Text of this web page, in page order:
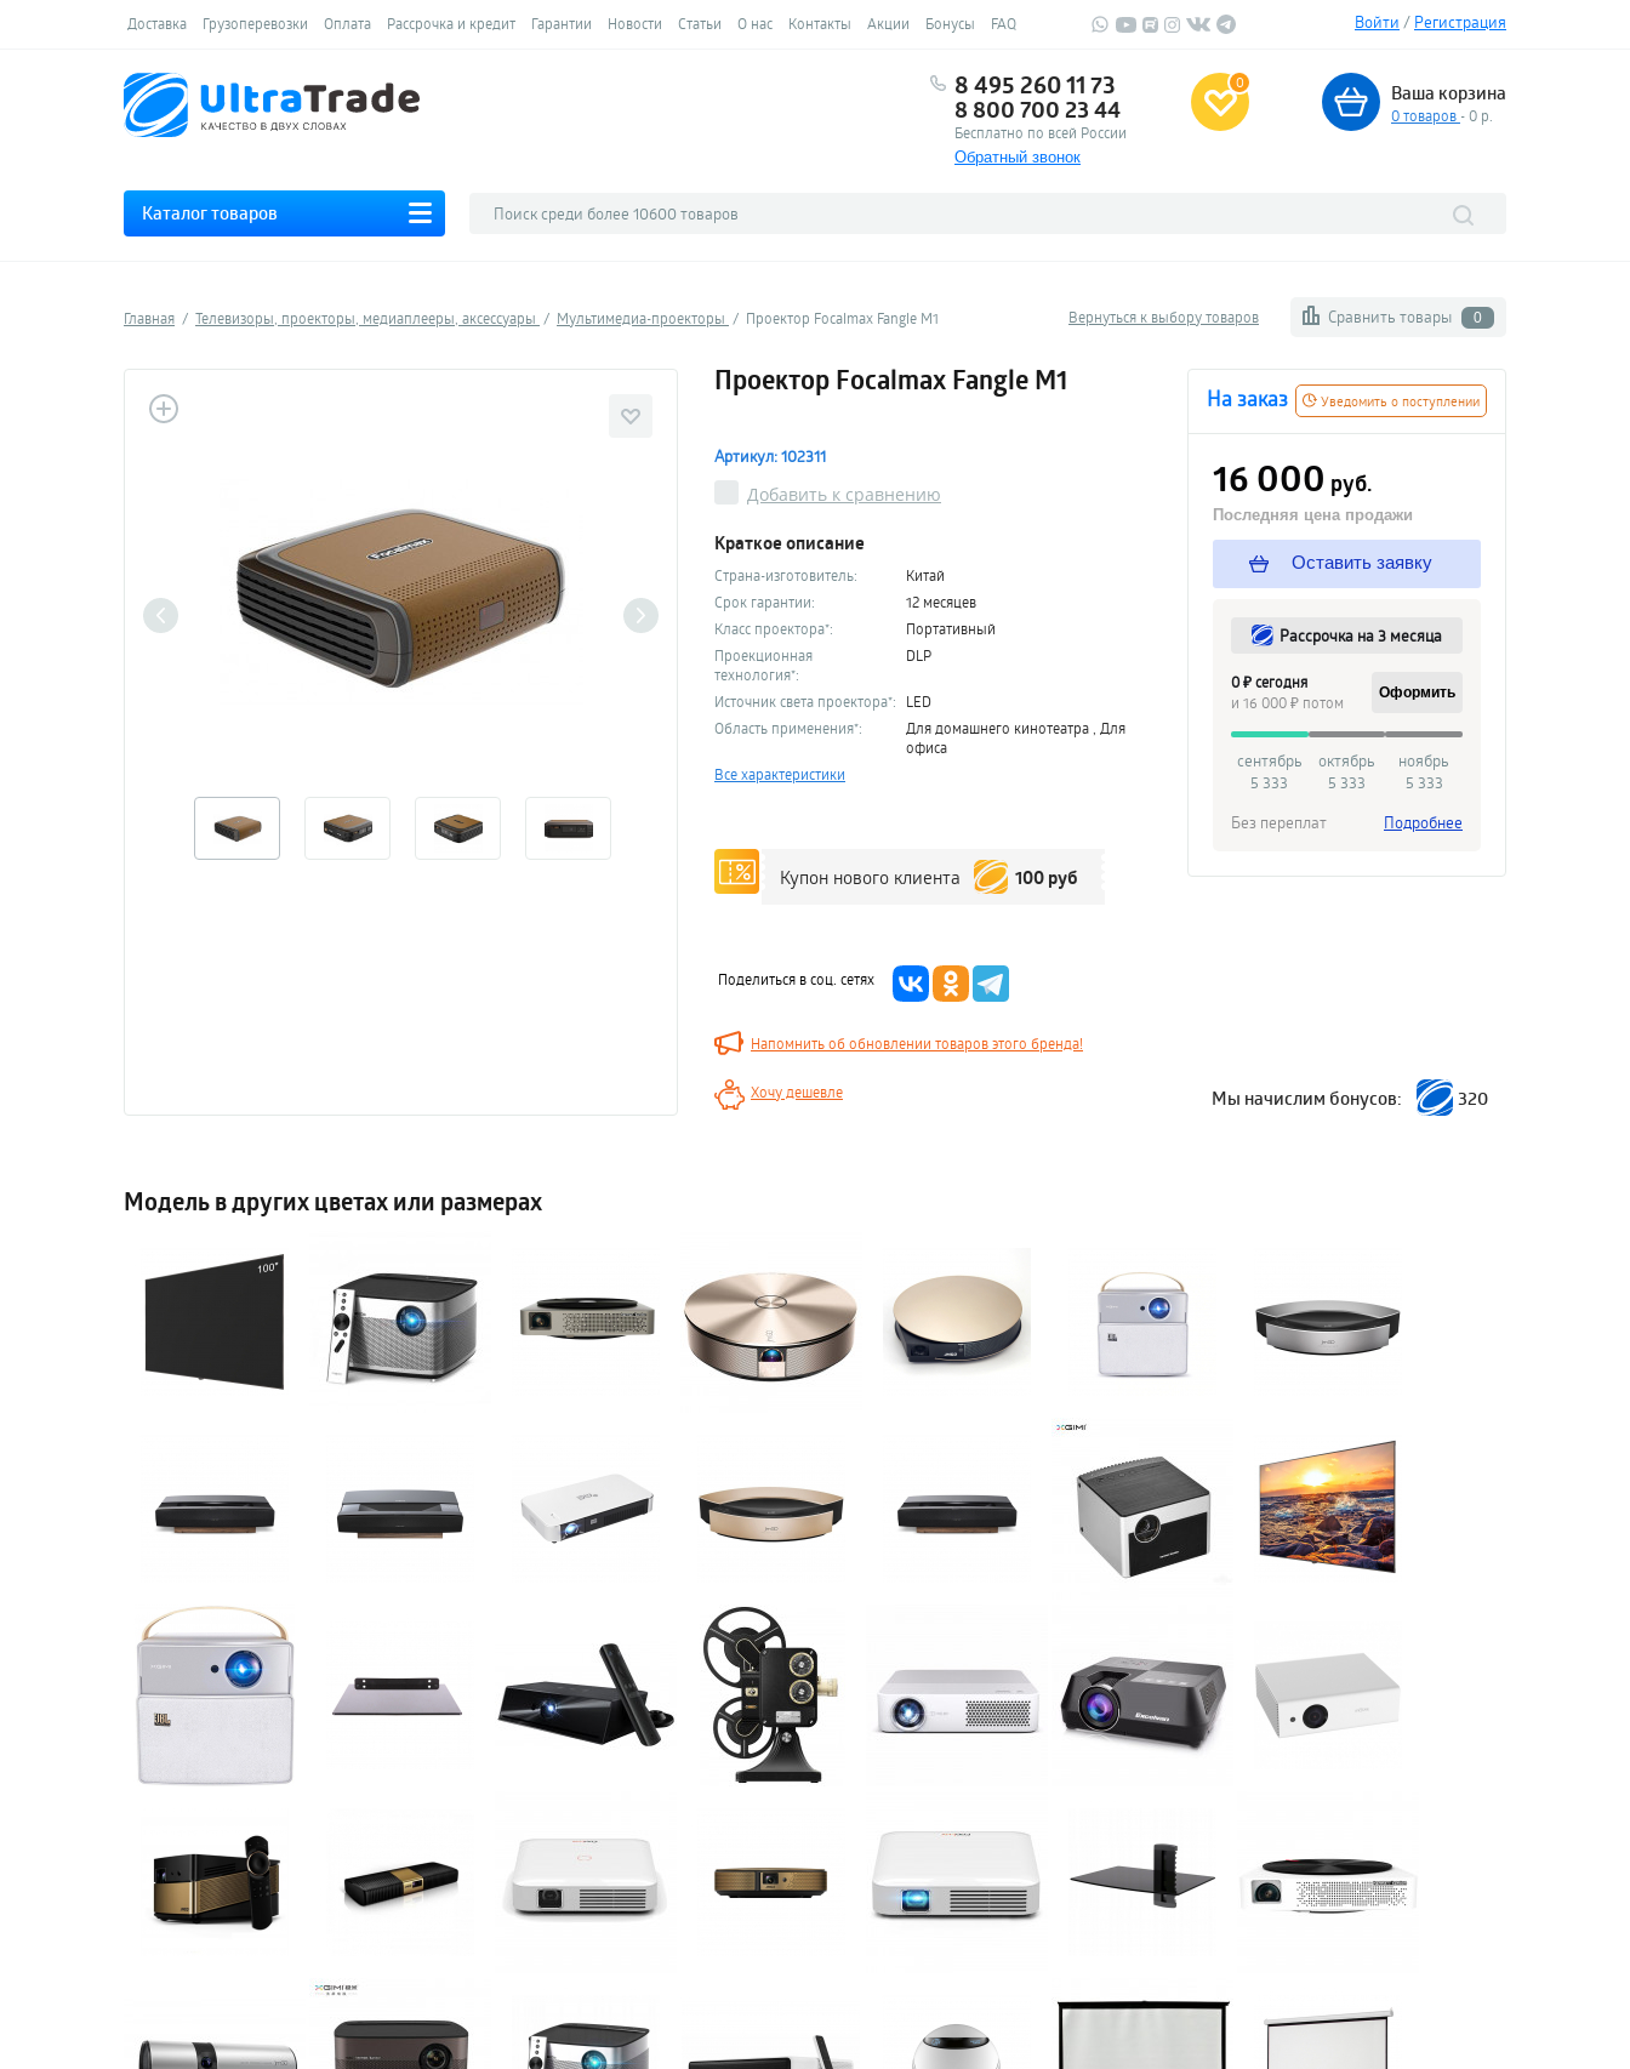
Доставка Грузоперевозки Оплата Рассрочка и кредит Гарантии Новости Статьи О нас Контакты Акции Бонусы FAQ Войти / Регистрация
8 495 260 11 73
8 800 700 23 44
Бесплатно по всей России
Обратный звонок
0 Ваша корзина
0товаров - 0 р.
Каталог товаров
Вернуться к выбору товаров Сравнить товары 0
Главная Телевизоры, проекторы, медиаплееры, аксессуары Мультимедиа-проекторы Проектор Focalmax Fangle M1
Проектор Focalmax Fangle M1
Артикул: 102311
Добавить к сравнению
Краткое описание
Страна-изготовитель:
Китай
Срок гарантии:
12 месяцев
Класс проектора*:
Портативный
Проекционная
технология*:
DLP
Источник света проектора*:
LED
Область применения*:
Для домашнего кинотеатра , Для
офиса
Все характеристики
Купон нового клиента 100 руб
Поделиться в соц. сетях
Напомнить об обновлении товаров этого бренда!
Хочу дешевле
Уведомить о поступлении
На заказ
16 000 руб.
Последняя цена продажи
Оставить заявку
Рассрочка на 3 месяца
0 ₽ сегодня
и 16 000 ₽ потом
Оформить
сентябрь
5 333
октябрь
5 333
ноябрь
5 333
Без переплат
Подробнее
Мы начислим бонусов: 320
Модель в других цветах или размерах